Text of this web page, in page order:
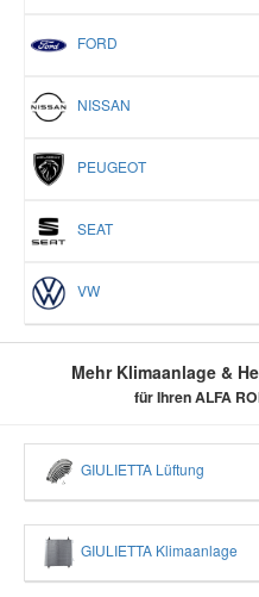
FORD
NISSAN
PEUGEOT
SEAT
VW
Mehr Klimaanlage &
für Ihren ALFA
GIULIETTA Lüftung
GIULIETTA Klimaanlage